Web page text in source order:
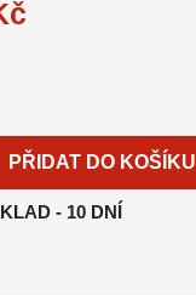
PŘIDAT DO KOŠÍKU
- 10 DNÍ